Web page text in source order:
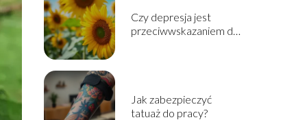
Czy depresja jest
przeciwwskazaniem do
Jak zabezpieczyć
tatuaż do pracy?